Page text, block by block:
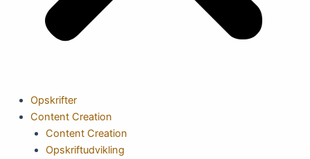
Opskrifter
Content Creation
Content Creation
Opskriftudvikling